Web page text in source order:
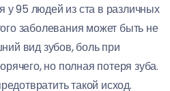
у 95 людей из ста в различных
заболевания может быть не
вид зубов, боль при
но полная потеря зуба.
такой исход.